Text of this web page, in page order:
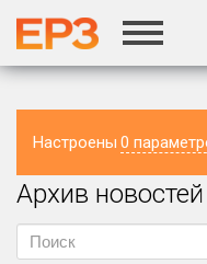
Настроены 0
Регион
Архив новостей